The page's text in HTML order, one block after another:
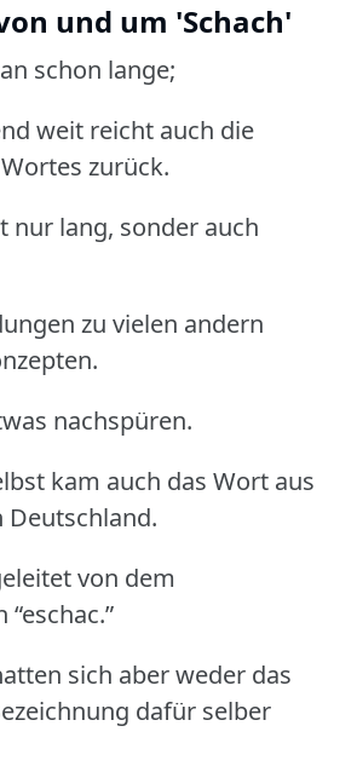
und um 'Schach'
schon lange;
weit reicht auch die
zurück.
nur lang, sonder auch
zu vielen andern
nachspüren.
kam auch das Wort aus
Deutschland.
von dem
sich aber weder das
dafür selber